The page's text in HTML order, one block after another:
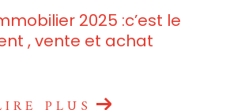
2025 :c’est le
, vente et achat